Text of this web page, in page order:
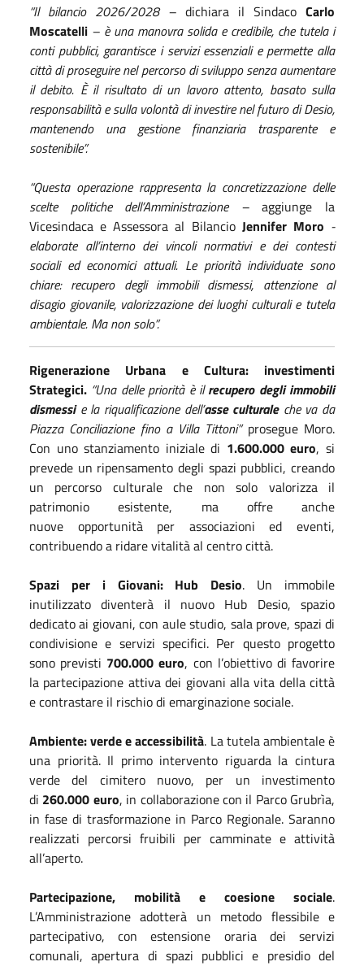
“Il bilancio 2026/2028 – dichiara il Sindaco Carlo
Moscatelli – è una manovra solida e credibile, che tutela i
conti pubblici, garantisce i servizi essenziali e permette alla
città di proseguire nel percorso di sviluppo senza aumentare
il debito. È il risultato di un lavoro attento, basato sulla
responsabilità e sulla volontà di investire nel futuro di Desio,
mantenendo una gestione finanziaria trasparente e
sostenibile”.
“Questa operazione rappresenta la concretizzazione delle
scelte politiche dell’Amministrazione –aggiunge la
Vicesindaca e Assessora al Bilancio Jennifer Moro -
elaborate all’interno dei vincoli normativi e dei contesti
sociali ed economici attuali. Le priorità individuate sono
chiare: recupero degli immobili dismessi, attenzione al
disagio giovanile, valorizzazione dei luoghi culturali e tutela
ambientale. Ma non solo”.
Rigenerazione Urbana e Cultura: investimenti
Strategici. “Una delle priorità è ilrecupero degli immobili
dismessie la riqualificazione dell’asse culturaleche va da
Piazza Conciliazione fino a Villa Tittoni”prosegue Moro.
Con uno stanziamento iniziale di 1.600.000 euro, si
prevede un ripensamento degli spazi pubblici, creando
un percorso culturale che non solo valorizza il
patrimonio esistente, ma offre anche
nuove opportunità per associazioni ed eventi,
contribuendo a ridare vitalità al centro città.
Spazi per i Giovani: Hub Desio. Un immobile
inutilizzato diventerà il nuovo Hub Desio, spazio
dedicato ai giovani, con aule studio, sala prove, spazi di
condivisione e servizi specifici. Per questo progetto
sono previsti 700.000 euro, con l’obiettivo di favorire
la partecipazione attiva dei giovani alla vita della città
e contrastare il rischio di emarginazione sociale.
Ambiente: verde e accessibilità. La tutela ambientale è
una priorità. Il primo intervento riguarda la cintura
verde del cimitero nuovo, per un investimento
di 260.000 euro, in collaborazione con il Parco Grubrìa,
in fase di trasformazione in Parco Regionale. Saranno
realizzati percorsi fruibili per camminate e attività
all’aperto.
Partecipazione, mobilità e coesione sociale.
L’Amministrazione adotterà un metodo flessibile e
partecipativo, con estensione oraria dei servizi
comunali, apertura di spazi pubblici e presidio del